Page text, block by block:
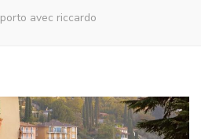
porto avec riccardo